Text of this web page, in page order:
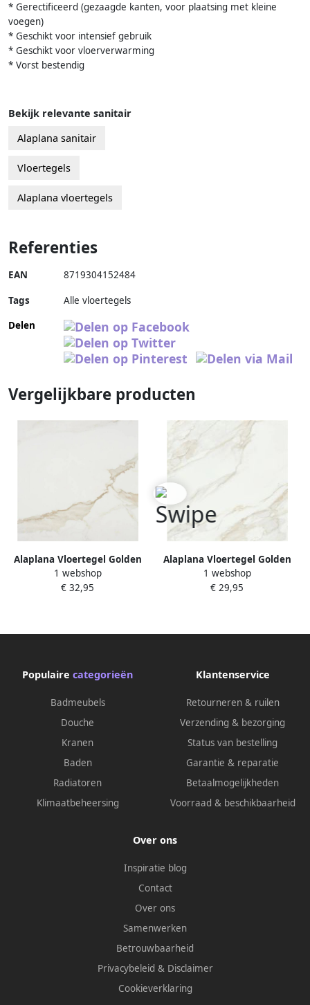
* Gerectificeerd (gezaagde kanten, voor plaatsing met kleine
voegen)
* Geschikt voor intensief gebruik
* Geschikt voor vloerverwarming
* Vorst bestendig
Bekijk relevante sanitair
Alaplana sanitair
Vloertegels
Alaplana vloertegels
Referenties
EAN 8719304152484
Tags
Alle vloertegels
Delen
Vergelijkbare producten
Alaplana Vloertegel Golden
Hill Satin 60x60 cm
1 webshop
€ 32,95
Alaplana Vloertegel Golden
Hill Satin 100x100 cm
1 webshop
€ 29,95
Populaire categorieën
Badmeubels
Douche
Kranen
Baden
Radiatoren
Klimaatbeheersing
Klantenservice
Retourneren & ruilen
Verzending & bezorging
Status van bestelling
Garantie & reparatie
Betaalmogelijkheden
Voorraad & beschikbaarheid
Over ons
Inspiratie blog
Contact
Over ons
Samenwerken
Betrouwbaarheid
Privacybeleid & Disclaimer
Cookieverklaring